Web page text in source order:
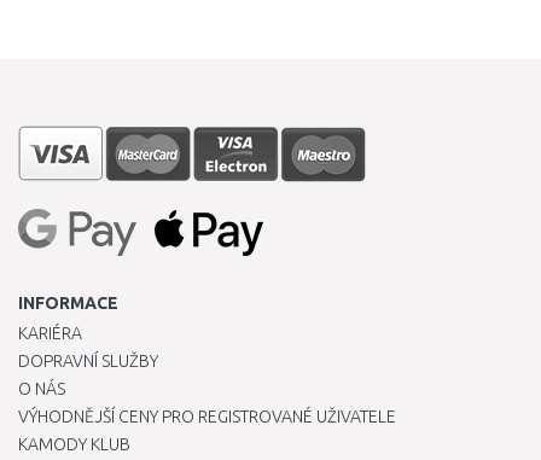
INFORMACE
KARIÉRA
DOPRAVNÍ SLUŽBY
O NÁS
VÝHODNĚJŠÍ CENY PRO REGISTROVANÉ UŽIVATELE
KAMODY KLUB